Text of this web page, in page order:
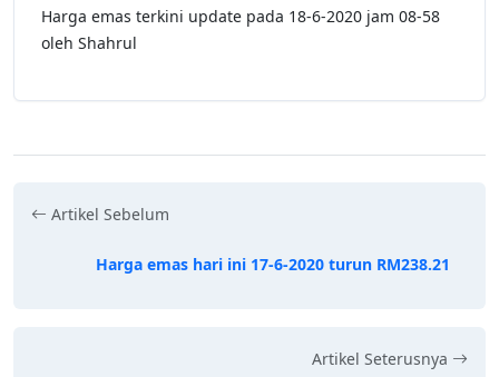
Harga emas terkini update pada 18-6-2020 jam 08-58
oleh Shahrul
Artikel Sebelum
Harga emas hari ini 17-6-2020 turun RM238.21
Artikel Seterusnya